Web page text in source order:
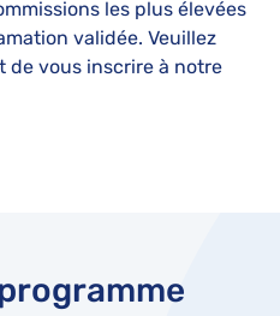
les plus élevées
validée. Veuillez
de vous inscrire à notre